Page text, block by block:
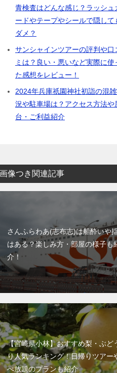
青検査はどんな感じ？ラッシュ
ードやテープやシールで隠して
ダメ？
サンシャインツアーの評判や口
ミは？良い・悪いなど実際に使
た感想をレビュー！
2024年兵庫祇園神社初詣の混
況や駐車場は？アクセス方法や
台・ご利益紹介
画像つき関連記事
さんふらわあ(志布志)は船酔いや
はある？楽しみ方・部屋の様子も
介！
【宮崎県小林】おすすめ梨・ぶど
り人気ランキング！日帰りツアー
べ放題のプランも紹介